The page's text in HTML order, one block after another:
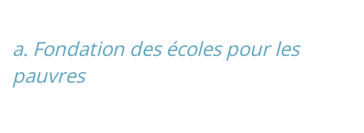
a. Fondation des écoles pour les
pauvres